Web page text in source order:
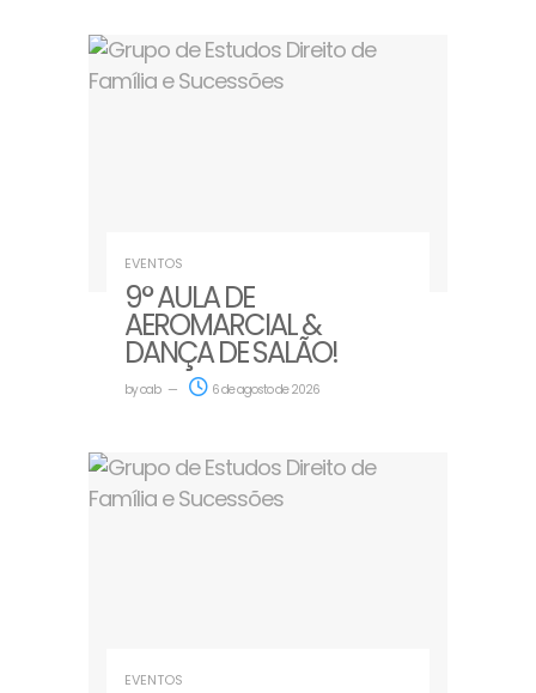
EVENTOS
9° AULA DE
AEROMARCIAL &
DANÇA DE SALÃO!
byoab 6 de agosto de 2026
EVENTOS